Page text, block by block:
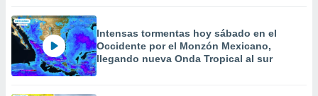
Intensas tormentas hoy sábado en el
Occidente por el Monzón Mexicano,
llegando nueva Onda Tropical al sur